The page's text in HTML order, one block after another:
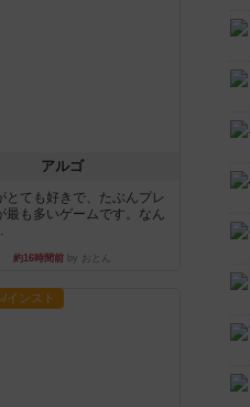
アルゴ
とても好きで、たぶんプレ
最も多いゲームです。なん
約16時間前by おとん
/インスト